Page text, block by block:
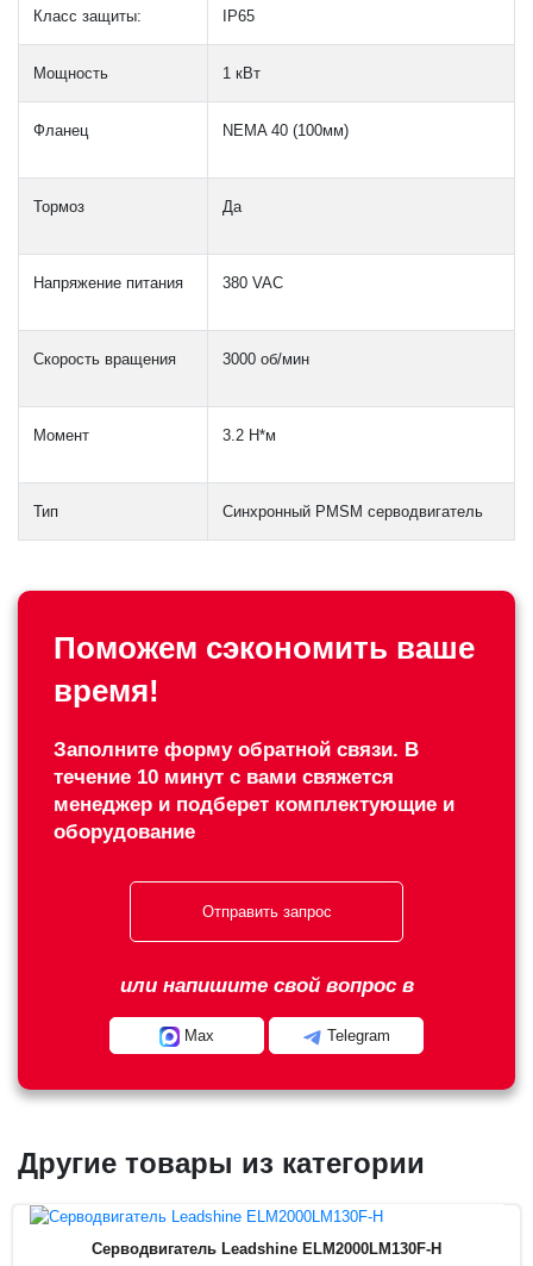
Класс защиты: IP65
Мощность 1 кВт
Фланец NEMA 40 (100мм)
Тормоз Да
Напряжение питания 380 VAC
Скорость вращения 3000 об/мин
Момент 3.2 Н*м
Тип Синхронный PMSM серводвигатель
Поможем сэкономить ваше
время!
Заполните форму обратной связи. В
течение 10 минут с вами свяжется
менеджер и подберет комплектующие и
оборудование
Отправить запрос
или напишите свой вопрос в
Max Telegram
Другие товары из категории
Серводвигатель Leadshine ELM2000LM130F-H